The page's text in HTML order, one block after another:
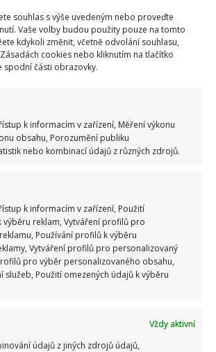
souhlas s výše uvedeným nebo proveďte
Vaše volby budou použity pouze na tomto
kdykoli změnit, včetně odvolání souhlasu,
cookies nebo kliknutím na tlačítko
spodní části obrazovky.
k informacím v zařízení, Měření výkonu
obsahu, Porozumění publiku
nebo kombinací údajů z různých zdrojů.
k informacím v zařízení, Použití
výběru reklam, Vytváření profilů pro
Používání profilů k výběru
Vytváření profilů pro personalizovaný
pro výběr personalizovaného obsahu,
služeb, Použití omezených údajů k výběru
Vždy aktivní
údajů z jiných zdrojů údajů,